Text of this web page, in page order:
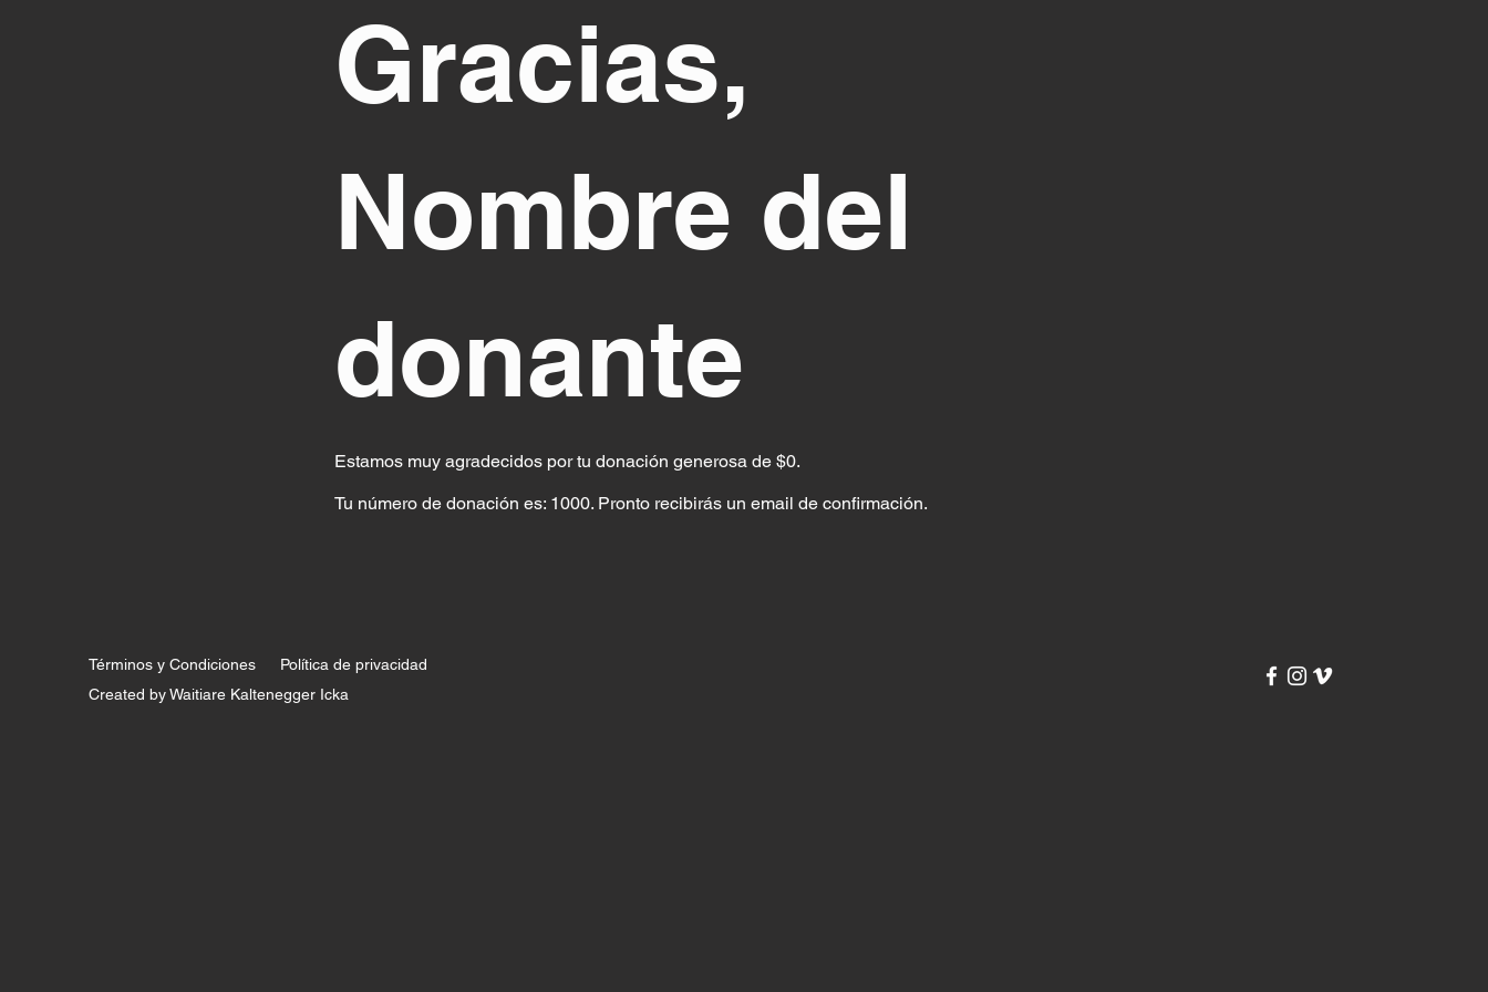
Gracias,
Nombre del
donante
Estamos muy agradecidos por tu donación generosa de $0.
Tu número de donación es: 1000. Pronto recibirás un email de confirmación.
Términos y Condiciones
Política de privacidad
Created by Waitiare Kaltenegger Icka